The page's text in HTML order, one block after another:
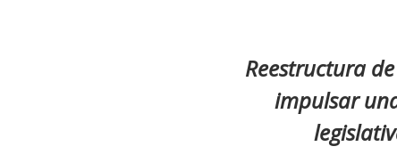
Reestructura
impulsar